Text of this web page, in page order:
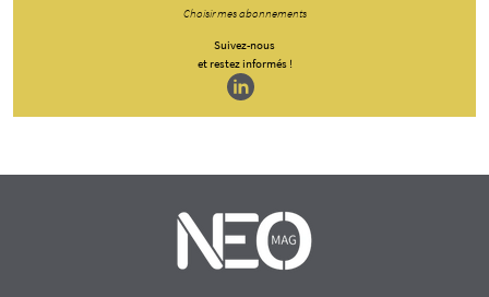
Choisir mes abonnements
Suivez-nous
et restez informés !